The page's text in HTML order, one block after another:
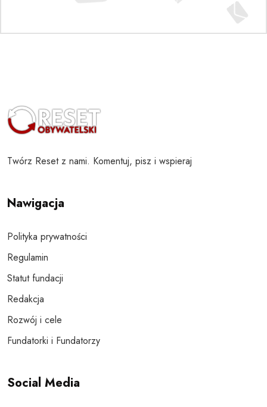
Twórz Reset z nami. Komentuj, pisz i wspieraj
Nawigacja
Polityka prywatności
Regulamin
Statut fundacji
Redakcja
Rozwój i cele
Fundatorki i Fundatorzy
Social Media